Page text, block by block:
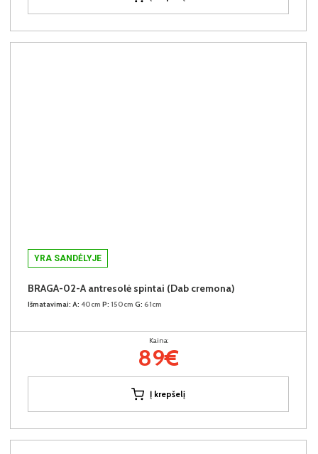
YRA SANDĖLYJE
BRAGA-02-A antresolė spintai (Dab cremona)
Išmatavimai: A: 40cm P: 150cm G: 61cm
Kaina:
89€
Į krepšelį